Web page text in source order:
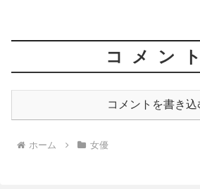
コメント
コメントを書き込
ホーム 女優